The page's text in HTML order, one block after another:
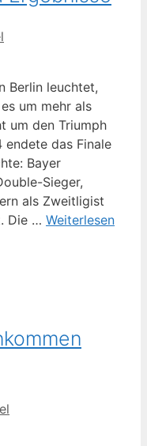
Berlin leuchtet,
um mehr als
um den Triumph
das Finale
Bayer
Sieger,
als Zweitligist
Die … Weiterlesen